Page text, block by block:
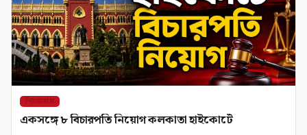
শিরোনাম
একসঙ্গে ৮ বিচারপতি নিয়োগ কলকাতা হাইকোর্টে